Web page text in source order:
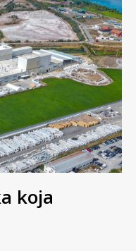
koja